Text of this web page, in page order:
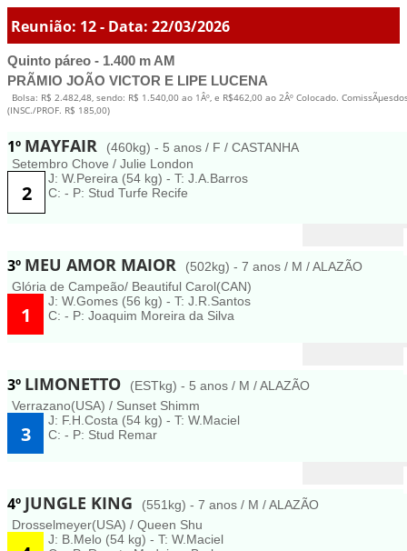
Reunião: 12 - Data: 22/03/2026
Quinto páreo - 1.400 m AM
PRÃMIO JOÃO VICTOR E LIPE LUCENA
Bolsa: R$ 2.482,48, sendo: R$ 1.540,00 ao 1Âº, e R$462,00 ao 2Âº Colocado.
(INSC./PROF. R$ 185,00)
1º MAYFAIR
(460kg) - 5 anos / F / CASTANHA
Setembro Chove / Julie London
2
J: W.Pereira (54 kg) - T: J.A.Barros
C: - P: Stud Turfe Recife
3º MEU AMOR MAIOR
(502kg) - 7 anos / M / ALAZÃO
Glória de Campeão/ Beautiful Carol(CAN)
1
J: W.Gomes (56 kg) - T: J.R.Santos
C: - P: Joaquim Moreira da Silva
3º LIMONETTO
(ESTkg) - 5 anos / M / ALAZÃO
Verrazano(USA) / Sunset Shimm
3
J: F.H.Costa (54 kg) - T: W.Maciel
C: - P: Stud Remar
4º JUNGLE KING
(551kg) - 7 anos / M / ALAZÃO
Drosselmeyer(USA) / Queen Shu
J: B.Melo (54 kg) - T: W.Maciel